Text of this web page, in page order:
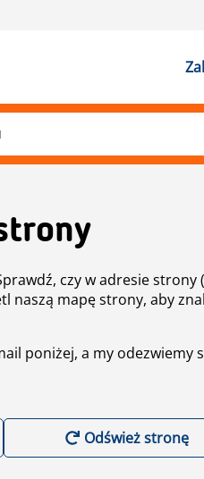
czy w adresie strony
naszą mapę strony, aby
poniżej, a my odezwiemy
Odśwież stronę